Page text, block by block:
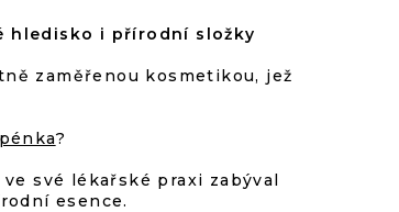
hledisko i přírodní složky
zaměřenou kosmetikou, jež
?
své lékařské praxi zabýval
esence.